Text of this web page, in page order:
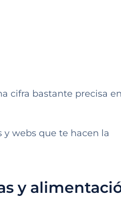
cifra bastante precisa
y webs que te hacen la
y